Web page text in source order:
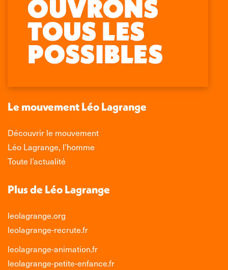
Retrouvez-nous sur :
Facebook
s'ouvre
une
fenêtre
La
page
X
s'ouvre
une
fenêtre
La
page
LinkedIn
s'ouvre
une
fenêtre
La
page
Instagram
s'ouvre
une
nouvelle
fenêtre
Le mouvement Léo Lagrange
Découvrir le mouvement
Léo Lagrange, l’homme
Toute l’actualité
Plus de Léo Lagrange
leolagrange.org
leolagrange-recrute.fr
leolagrange-animation.fr
leolagrange-petite-enfance.fr